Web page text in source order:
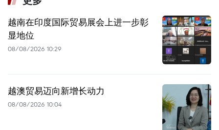
越南在印度国际贸易展会上进一步彰
显地位
08/08/2026 10:29
越澳贸易迈向新增长动力
08/08/2026 10:04